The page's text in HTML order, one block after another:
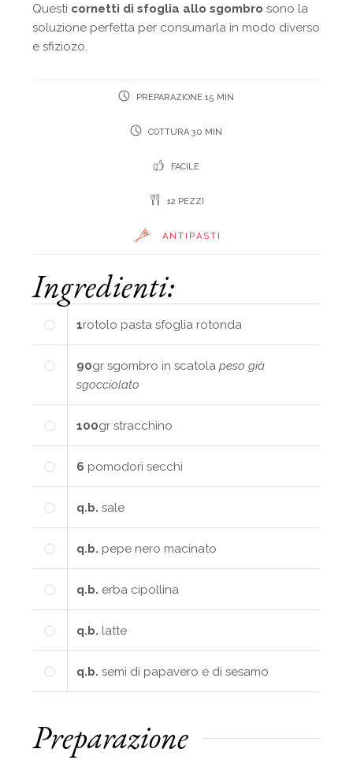
Questi cornetti di sfoglia allo sgombrosono la
soluzione perfetta per consumarla in modo diverso
e sfiziozo.
PREPARAZIONE 15 MIN
COTTURA 30 MIN
FACILE
12 PEZZI
ANTIPASTI
Ingredienti:
1rotolo pasta sfoglia rotonda
90gr sgombro in scatolapeso già
sgocciolato
100gr stracchino
6 pomodori secchi
q.b. sale
q.b. pepe nero macinato
q.b. erba cipollina
q.b. latte
q.b. semi di papavero e di sesamo
Preparazione